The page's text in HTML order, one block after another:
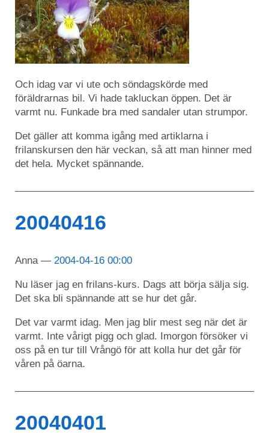
Och idag var vi ute och söndagskörde med
föräldrarnas bil. Vi hade takluckan öppen. Det är
varmt nu. Funkade bra med sandaler utan strumpor.
Det gäller att komma igång med artiklarna i
frilanskursen den här veckan, så att man hinner med
det hela. Mycket spännande.
20040416
Anna 2004-04-16 00:00
Nu läser jag en frilans-kurs. Dags att börja sälja sig.
Det ska bli spännande att se hur det går.
Det var varmt idag. Men jag blir mest seg när det är
varmt. Inte vårigt pigg och glad. Imorgon försöker vi
oss på en tur till Vrångö för att kolla hur det går för
våren på öarna.
20040401